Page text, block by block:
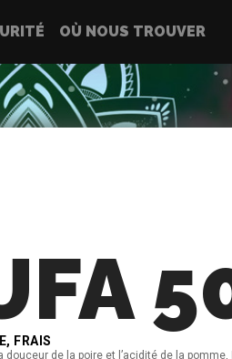
OÙ NOUS TROUVER
FRAIS
douceur de la poire et l’acidité de la